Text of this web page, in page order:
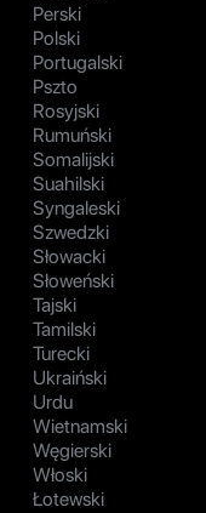
Perski
Polski
Portugalski
Pszto
Rosyjski
Rumuński
Somalijski
Suahilski
Syngaleski
Szwedzki
Słowacki
Słoweński
Tajski
Tamilski
Turecki
Ukraiński
Urdu
Wietnamski
Węgierski
Włoski
Łotewski